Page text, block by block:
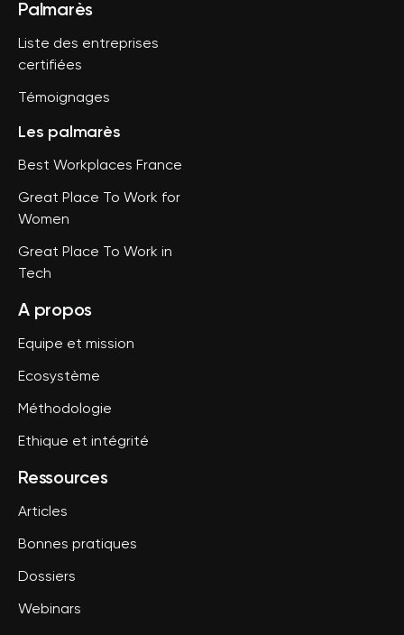
Palmarès
Liste des entreprises
certifiées
Témoignages
Les palmarès
Best Workplaces France
Great Place To Work for
Women
Great Place To Work in
Tech
A propos
Equipe et mission
Ecosystème
Méthodologie
Ethique et intégrité
Ressources
Articles
Bonnes pratiques
Dossiers
Webinars